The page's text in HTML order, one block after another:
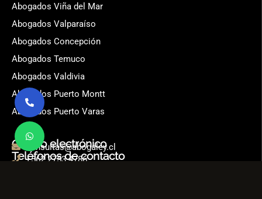
Abogados Viña del Mar
Abogados Valparaíso
Abogados Concepción
Abogados Temuco
Abogados Valdivia
Abogados Puerto Montt
Abogados Puerto Varas
Correo electrónico
consultas@abogaley.cl
Teléfonos de contacto
+562 2753 4786